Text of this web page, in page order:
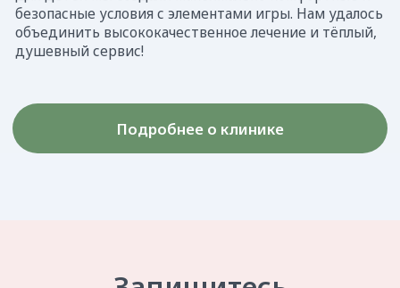
Березники, Карла Маркса, 60
Eжедневно с 9:00 до 21:00
89125982807@mail.ru
Профессиональная гигиена